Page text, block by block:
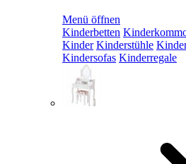
Menü öffnen
Kinderbetten
Kinder Kinderstühle
Kindersofas Kinderregale